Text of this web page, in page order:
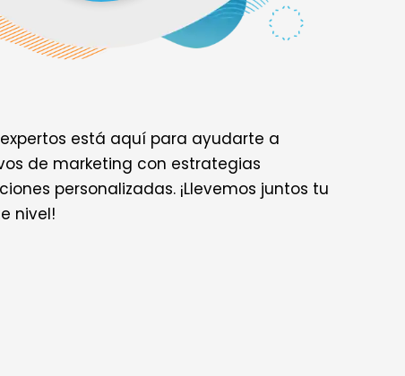
está aquí para ayudarte a
de marketing con estrategias
personalizadas. ¡Llevemos juntos tu
nivel!